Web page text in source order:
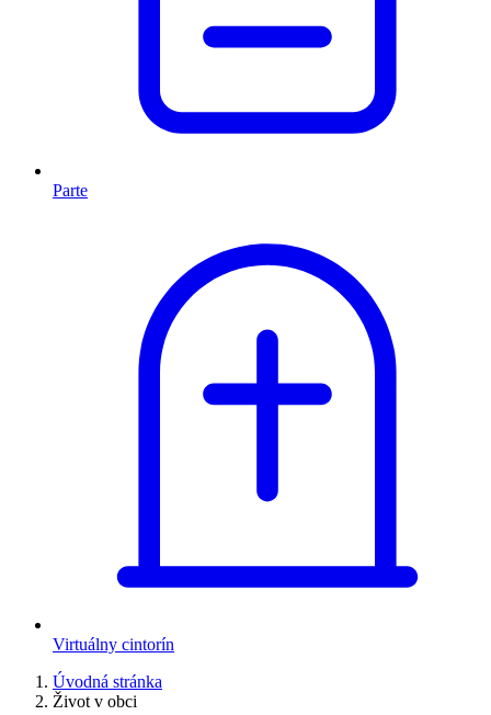
Parte
Virtuálny cintorín
Úvodná stránka
Život v obci